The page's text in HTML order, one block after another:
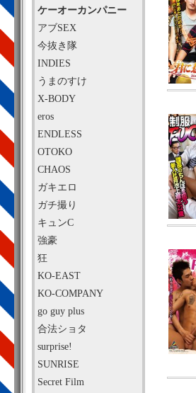
ケーオーカンパニー
アブSEX
今抜き隊
INDIES
うまのすけ
X-BODY
eros
ENDLESS
OTOKO
CHAOS
ガキエロ
ガチ撮り
キュンC
強豪
狂
KO-EAST
KO-COMPANY
go guy plus
合法ショタ
surprise!
SUNRISE
Secret Film